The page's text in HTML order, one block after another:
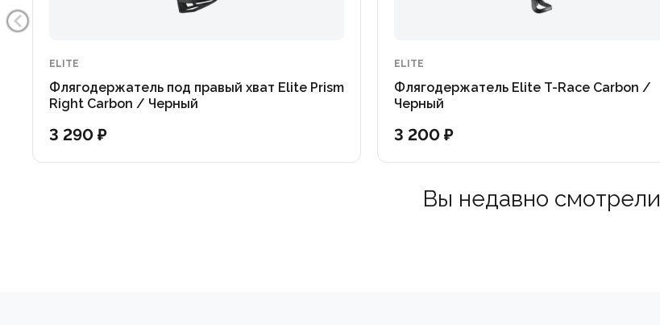
ELITE
Флягодержатель под правый хват Elite Prism
Right Carbon / Черный
3 290 ₽
ELITE
Флягодержатель Elite T-Race Carbon /
Черный
3 200 ₽
Вы недавно смотрели